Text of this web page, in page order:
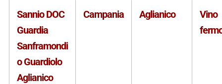
Sannio DOC
Guardia
Sanframondi
o Guardiolo
Aglianico
Campania Aglianico
Vino